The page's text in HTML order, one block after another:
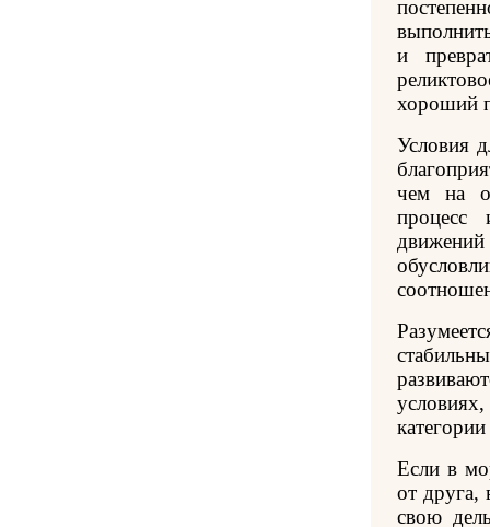
и
хороший
Условия
чем на
процесс
категории
Если в
от друга,
свою